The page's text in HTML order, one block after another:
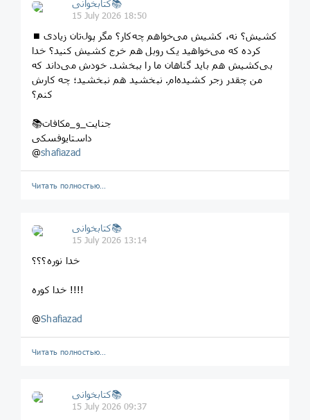
کتابخوانی📚
15 July 2026 18:50
⏹ کشیش؟ نه، کشیش می‌خواهم چه‌کار؟ مگر پول‌تان زیادی
کرده که می‌خواهید یک روبل هم خرج کشیش کنید؟ خدا
بی‌کشیش هم باید گناهان ما را ببخشد. خودش می‌داند که
من چقدر زجر کشیده‌ام. نبخشید هم نبخشید؛ چه کارش
کنم؟
📚جنایت_و_مکافات
داستایوفسکی
@shafiazad
Читать полностью…
کتابخوانی📚
15 July 2026 13:14
خدا نوره؟؟؟
خدا کوره !!!!
@Shafiazad
Читать полностью…
کتابخوانی📚
15 July 2026 09:37